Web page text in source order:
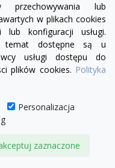
PILLS S 23
przechowywania lub
w plikach cookies
lub konfiguracji usługi.
temat dostępne są u
usługi dostępu do
plików cookies. Polityka
Personalizacja
zaznaczone